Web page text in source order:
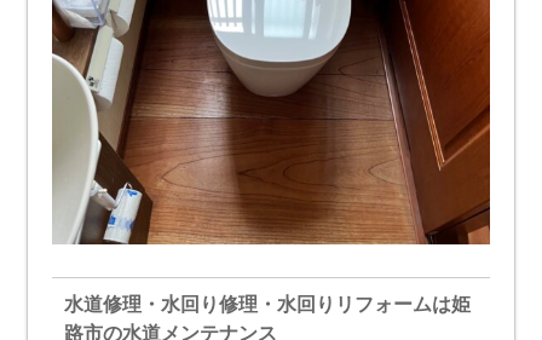
水道修理・水回り修理・水回りリフォームは姫
路市の水道メンテナンス